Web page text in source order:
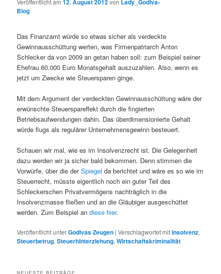
Veröffentlicht am12. August 2012von Lady_Godiva-
Blog
Das Finanzamt würde so etwas sicher als verdeckte
Gewinnausschüttung werten, was Firmenpatriarch Anton
Schlecker da von 2009 an getan haben soll: zum Beispiel seiner
Ehefrau 60.000 Euro Monatsgehalt auszuzahlen. Also, wenn es
jetzt um Zwecke wie Steuersparen ginge.
Mit dem Argument der verdeckten Gewinnausschüttung wäre der
erwünschte Steuerspareffekt durch die fingierten
Betriebsaufwendungen dahin. Das überdimensionierte Gehalt
würde flugs als regulärer Unternehmensgewinn besteuert.
Schauen wir mal, wie es im Insolvenzrecht ist. Die Gelegenheit
dazu werden wir ja sicher bald bekommen. Denn stimmen die
Vorwürfe, über die derSpiegel da berichtet und wäre es so wie im
Steuerrecht, müsste eigentlich noch ein guter Teil des
Schleckerschen Privatvermögens nachträglich in die
Insolvenzmasse fließen und an die Gläubiger ausgeschüttet
werden. Zum Beispiel andiese hier.
Veröffentlicht unterGodivas Zeugen |Verschlagwortet mitInsolvenz,
Steuerbetrug,Steuerhinterziehung,Wirtschaftskriminalität